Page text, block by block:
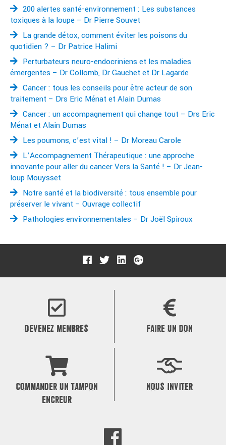
200 alertes santé-environnement : Les substances
toxiques à la loupe – Dr Pierre Souvet
La grande détox, comment éviter les poisons du
quotidien ? – Dr Patrice Halimi
Perturbateurs neuro-endocriniens et les maladies
émergentes – Dr Collomb, Dr Gauchet et Dr Lagarde
Cancer : tous les conseils pour être acteur de son
traitement – Drs Eric Ménat et Alain Dumas
Cancer : un accompagnement qui change tout – Drs Eric
Ménat et Alain Dumas
Les poumons, c’est vital ! – Dr Moreau Carole
L’Accompagnement Thérapeutique : une approche
innovante pour aller du cancer Vers la Santé ! – Dr Jean-
loup Mouysset
Notre santé et la biodiversité : tous ensemble pour
préserver le vivant – Ouvrage collectif
Pathologies environnementales – Dr Joël Spiroux
DEVENEZ MEMBRES FAIRE UN DON
COMMANDER UN TAMPON
ENCREUR
NOUS INVITER